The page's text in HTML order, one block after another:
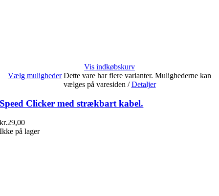
Vis indkøbskurv
Vælg muligheder Dette vare har flere varianter. Mulighederne kan
vælges på varesiden / Detaljer
Speed Clicker med strækbart kabel.
kr.29,00
Ikke på lager